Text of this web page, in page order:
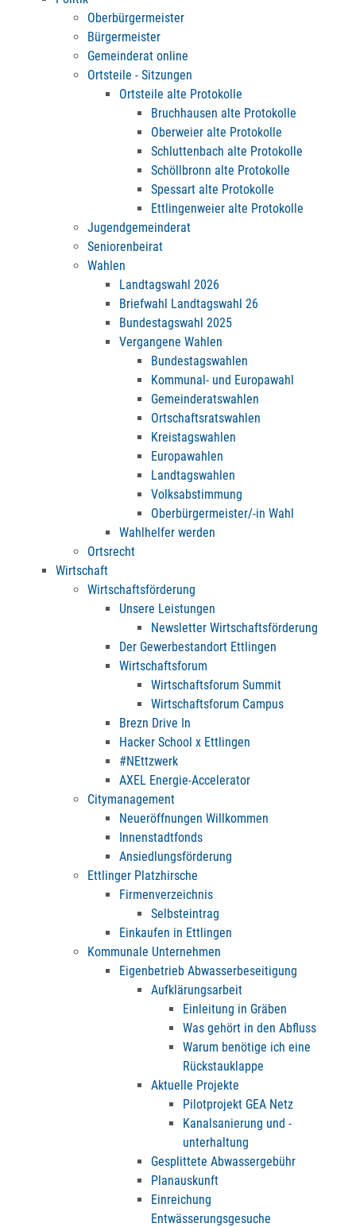
Oberbürgermeister
Bürgermeister
Gemeinderat online
Ortsteile - Sitzungen
Ortsteile alte Protokolle
Bruchhausen alte Protokolle
Oberweier alte Protokolle
Schluttenbach alte Protokolle
Schöllbronn alte Protokolle
Spessart alte Protokolle
Ettlingenweier alte Protokolle
Jugendgemeinderat
Seniorenbeirat
Wahlen
Landtagswahl 2026
Briefwahl Landtagswahl 26
Bundestagswahl 2025
Vergangene Wahlen
Bundestagswahlen
Kommunal- und Europawahl
Gemeinderatswahlen
Ortschaftsratswahlen
Kreistagswahlen
Europawahlen
Landtagswahlen
Volksabstimmung
Oberbürgermeister/-in Wahl
Wahlhelfer werden
Ortsrecht
Wirtschaft
Wirtschaftsförderung
Unsere Leistungen
Newsletter Wirtschaftsförderung
Der Gewerbestandort Ettlingen
Wirtschaftsforum
Wirtschaftsforum Summit
Wirtschaftsforum Campus
Brezn Drive In
Hacker School x Ettlingen
#NEttzwerk
AXEL Energie-Accelerator
Citymanagement
Neueröffnungen Willkommen
Innenstadtfonds
Ansiedlungsförderung
Ettlinger Platzhirsche
Firmenverzeichnis
Selbsteintrag
Einkaufen in Ettlingen
Kommunale Unternehmen
Eigenbetrieb Abwasserbeseitigung
Aufklärungsarbeit
Einleitung in Gräben
Was gehört in den Abfluss
Warum benötige ich eine
Rückstauklappe
Aktuelle Projekte
Pilotprojekt GEA Netz
Kanalsanierung und -
unterhaltung
Gesplittete Abwassergebühr
Planauskunft
Einreichung
Entwässerungsgesuche